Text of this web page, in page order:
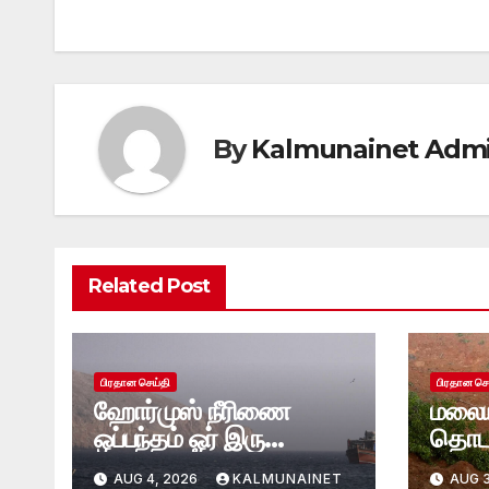
navigation
ByKalmunainet
Related Post
பிரதான செய்தி
ஹோர்முஸ் நீரிணை
ஒப்பந்தம் ஓர் இரு
தினங்களில் எட்டப்படும்
AUG 4, 2026 KALMUNAINET
பிரதான
AUG